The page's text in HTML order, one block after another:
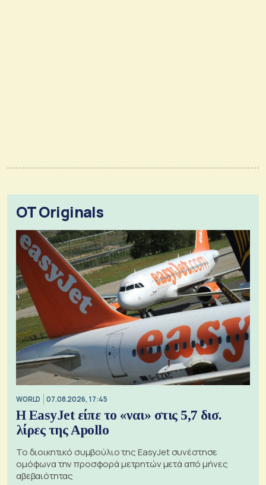
OT Originals
WORLD 07.08.2026, 17:45
Η EasyJet είπε το «ναι» στις 5,7 δισ.
λίρες της Apollo
Το διοικητικό συμβούλιο της EasyJet συνέστησε
ομόφωνα την προσφορά μετρητών μετά από μήνες
αβεβαιότητας